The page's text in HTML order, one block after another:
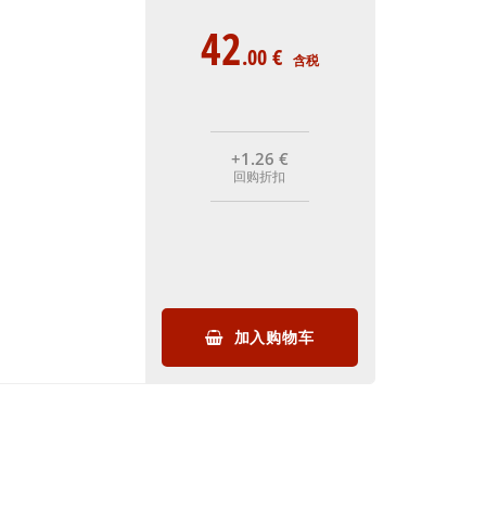
42.00€ 含税
+1 .26 €
回购折扣
加入购物车